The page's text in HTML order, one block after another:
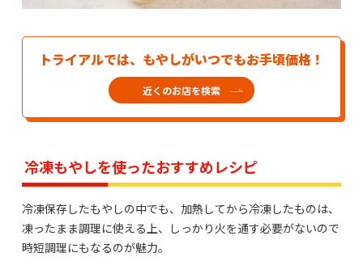
トライアルでは、もやしがいつでもお手頃価格！
近くのお店を検索
冷凍もやしを使ったおすすめレシピ
冷凍保存したもやしの中でも、加熱してから冷凍したものは、
凍ったまま調理に使える上、しっかり火を通す必要がないので
時短調理にもなるのが魅力。